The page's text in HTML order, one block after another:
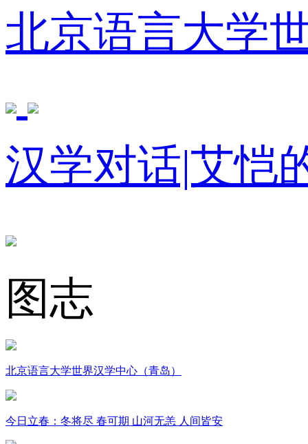
北京语言大学
汉学对话|艾恺
图志
北京语言大学世界汉学中心（青岛）
今日立春：冬将尽 春可期 山河无恙 人间皆安